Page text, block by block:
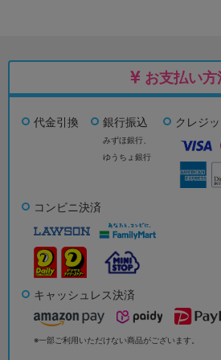
お支払い方
代金引換 銀行振込
みずほ銀行、
ゆうちょ銀行
クレジ
コンビニ決済
キャッシュレス決済
※一部ご利用いただけない商品がございます。